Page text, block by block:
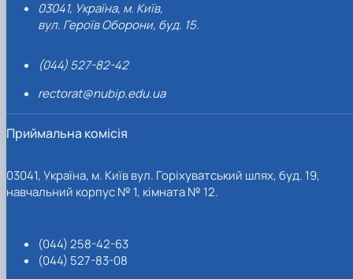
03041, Україна, м. Київ,
вул. Героїв Оборони, буд. 15.
(044) 527-82-42
rectorat@nubip.edu.ua
Приймальна комісія
03041, Україна, м. Київ вул. Горіхуватський шлях, буд. 19,
навчальний корпус № 1, кімната № 12.
(044) 258-42-63
(044) 527-83-08